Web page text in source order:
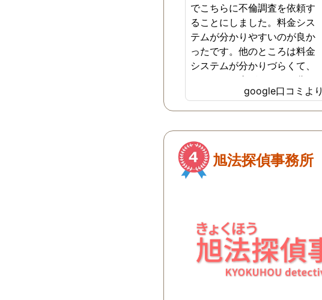
でこちらに不倫調査を依頼す
ることにしました。料金シス
テムが分かりやすいのが良か
ったです。他のところは料金
システムが分かりづらくて、
どれだけお金がかかるか分か
らず不安だったので、こちら
で安心しました。 ありがとう
google口コミより
旭法探偵事務所